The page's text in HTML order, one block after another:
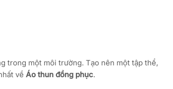
trong một môi trường. Tạo nên một tập thể,
về Áo thun đồng phục.